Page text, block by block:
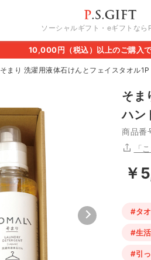
ソーシャルギフト・eギフトなら
10,000円（税込）以上のご購入で
そまり 洗濯用液体石けんとフェイスタオル
そま
ハン
商品
「
￥
#タ
#生
#引